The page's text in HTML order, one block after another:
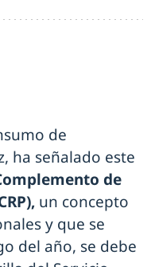
de
ha señalado este
de
un concepto
y que se
del año, se debe